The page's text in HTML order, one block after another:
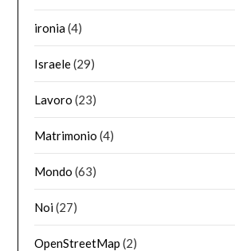
ironia(4)
Israele(29)
Lavoro (23)
Matrimonio (4)
Mondo (63)
Noi(27)
OpenStreetMap (2)